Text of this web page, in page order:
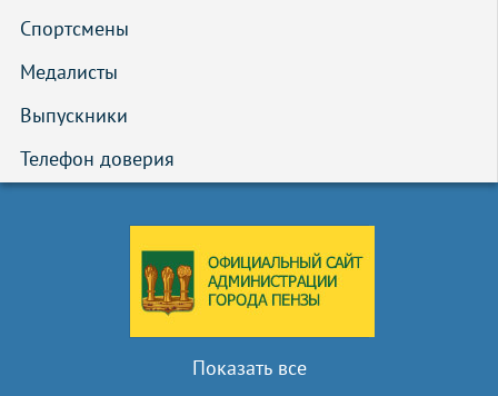
Спортсмены
Медалисты
Выпускники
Телефон доверия
Показать все